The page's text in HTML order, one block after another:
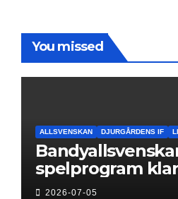
You missed
ALLSVENSKAN DJURGÅRDENS IF
spelprogram
föreningar jagar
2026-07-05